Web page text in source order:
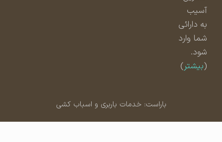
آسیب
به دارائی
شما وارد
شود.
بیشتر)
باراست: خدمات باربری و اسباب کشی